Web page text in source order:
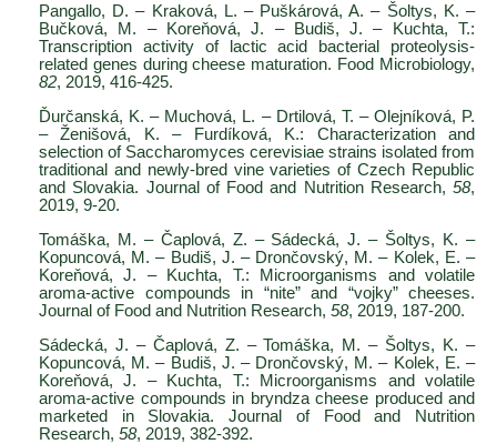
Pangallo, D. – Kraková, L. – Puškárová, A. – Šoltys, K. –
Bučková, M. – Koreňová, J. – Budiš, J. – Kuchta, T.:
Transcription activity of lactic acid bacterial proteolysis-
related genes during cheese maturation. Food Microbiology,
82, 2019, 416-425.
Ďurčanská, K. – Muchová, L. – Drtilová, T. – Olejníková, P.
– Ženišová, K. – Furdíková, K.: Characterization and
selection of Saccharomyces cerevisiae strains isolated from
traditional and newly-bred vine varieties of Czech Republic
and Slovakia. Journal of Food and Nutrition Research, 58,
2019, 9-20.
Tomáška, M. – Čaplová, Z. – Sádecká, J. – Šoltys, K. –
Kopuncová, M. – Budiš, J. – Drončovský, M. – Kolek, E. –
Koreňová, J. – Kuchta, T.: Microorganisms and volatile
aroma-active compounds in “nite” and “vojky” cheeses.
Journal of Food and Nutrition Research, 58, 2019, 187-200.
Sádecká, J. – Čaplová, Z. – Tomáška, M. – Šoltys, K. –
Kopuncová, M. – Budiš, J. – Drončovský, M. – Kolek, E. –
Koreňová, J. – Kuchta, T.: Microorganisms and volatile
aroma-active compounds in bryndza cheese produced and
marketed in Slovakia. Journal of Food and Nutrition
Research, 58, 2019, 382-392.